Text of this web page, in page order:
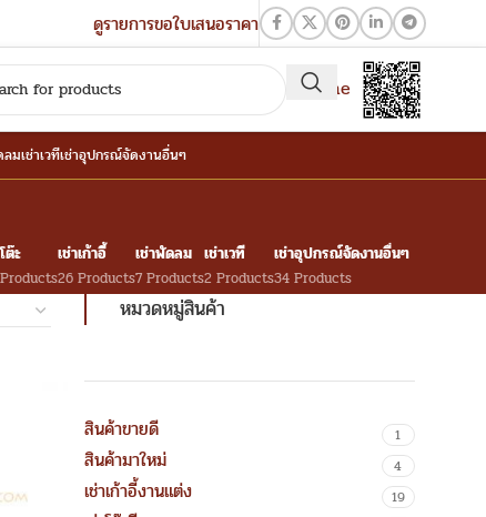
ดูรายการขอใบเสนอราคา
QR-Line
ลมเช่าเวทีเช่าอุปกรณ์จัดงานอื่นๆ
ต๊ะ เช่าเก้าอี้
26 Products
เช่าพัดลม
7 Products
เช่าเวที
2 Products
เช่าอุปกรณ์จัดงานอื่นๆ
34 Products
หมวดหมู่สินค้า
สินค้าขายดี 1
สินค้ามาใหม่ 4
เช่าเก้าอี้งานแต่ง 19